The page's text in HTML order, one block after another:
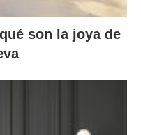
son la joya de